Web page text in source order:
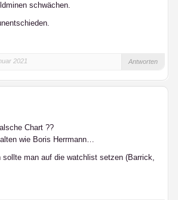
schwächen.
2021 Antworten
Chart ??
wie Boris Herrmann…
sollte man auf die watchlist setzen (Barrick,